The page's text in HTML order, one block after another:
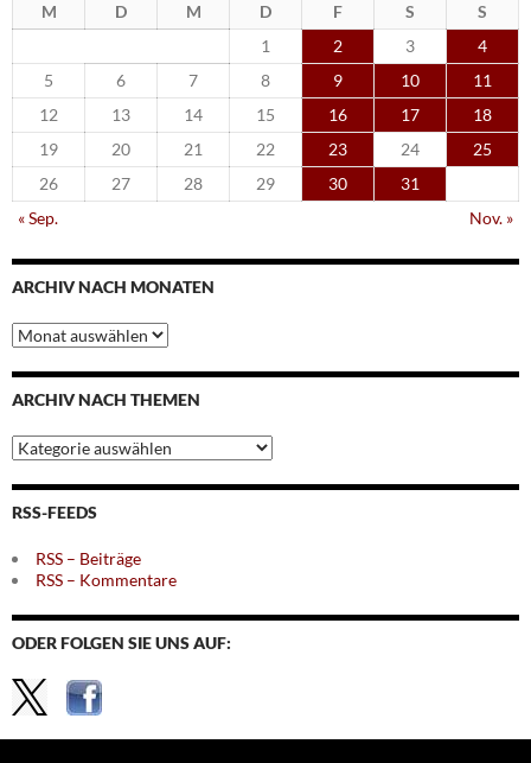
M D M D F S
S
1
2 3
4
5
6 7 8 9 10
11
12
13 14 15 16 17
18
19
20 21 22 23 24
25
26
27 28 29 30
31
« Sep.
Nov. »
ARCHIV NACH MONATEN
Archiv
nach
Monaten
ARCHIV NACH THEMEN
Archiv
nach
Themen
RSS-FEEDS
RSS – Beiträge
RSS – Kommentare
ODER FOLGEN SIE UNS AUF: